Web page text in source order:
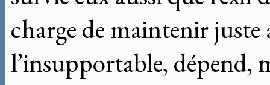
charge de maintenir juste
l’insupportable, dépend,